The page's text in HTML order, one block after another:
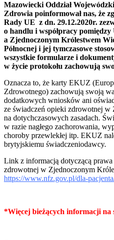
Mazowiecki Oddział
Zdrowia poinformował nas, że
Rady UE z dn. 29.12.2020r.
o handlu i współpracy
a Zjednoczonym Królestwem
Północnej i jej tymczasowe
wszystkie formularze i
w życie protokołu zachowują
Oznacza to, że karty EKUZ
Zdrowotnego) zachowują swoją
dodatkowych wniosków ani
ze świadczeń opieki zdrowotnej
na dotychczasowych zasadach.
w razie nagłego zachorowania,
choroby przewlekłej itp. EKUZ
brytyjskiemu świadczeniodawcy.
Link z informacją dotyczącą
zdrowotnej w Zjednoczonym
https://www.nfz.gov.pl/dla-
*Więcej bieżących informacji na